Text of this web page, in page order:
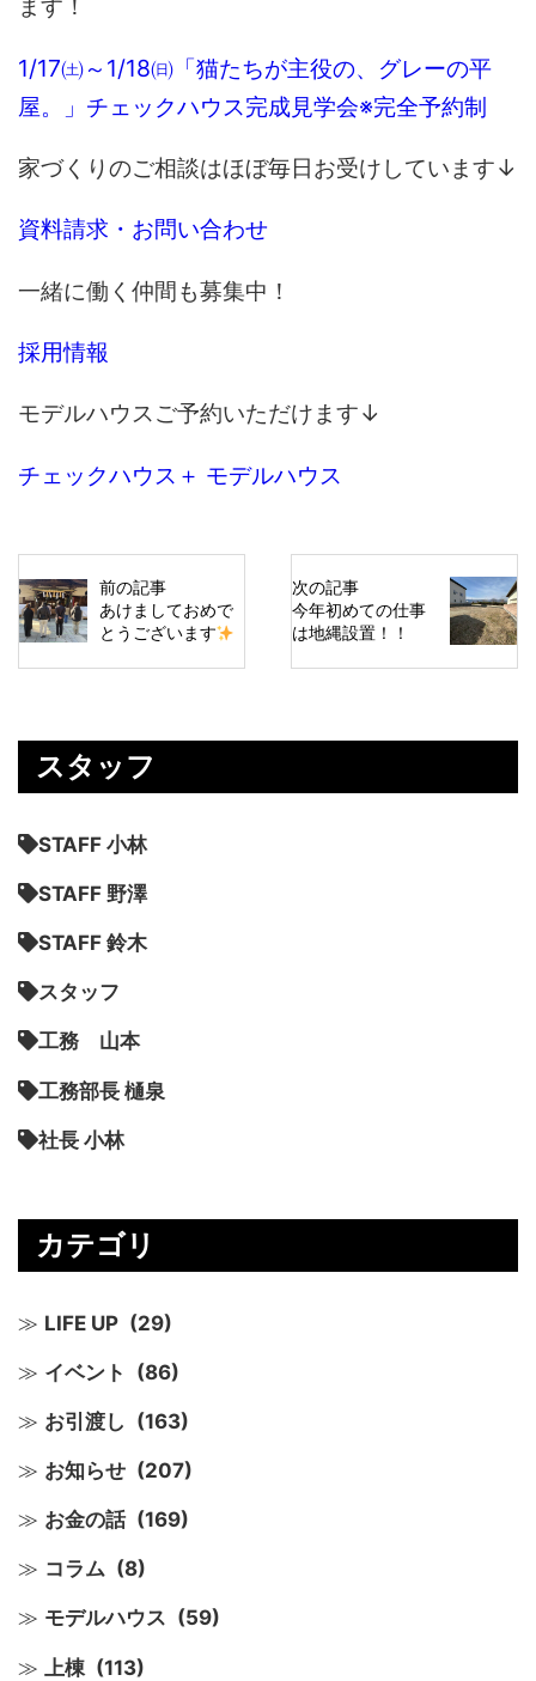
ます！
1/17㈯～1/18㈰「猫たちが主役の、グレーの平
屋。」チェックハウス完成見学会※完全予約制
家づくりのご相談はほぼ毎日お受けしています↓
資料請求・お問い合わせ
一緒に働く仲間も募集中！
採用情報
モデルハウスご予約いただけます↓
チェックハウス＋ モデルハウス
前の記事
あけましておめで
とうございます
次の記事
今年初めての仕事
は地縄設置！！
スタッフ
STAFF 小林
STAFF 野澤
STAFF 鈴木
スタッフ
工務 山本
工務部長 樋泉
社長 小林
カテゴリ
LIFE UP (29)
イベント (86)
お引渡し (163)
お知らせ (207)
お金の話 (169)
コラム (8)
モデルハウス (59)
上棟 (113)